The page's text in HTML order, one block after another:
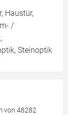
Haustür,
/
Steinoptik
von 48282